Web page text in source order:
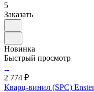
5
Заказать
Новинка
Быстрый просмотр
2 774 ₽
Кварц-винил (SPC)